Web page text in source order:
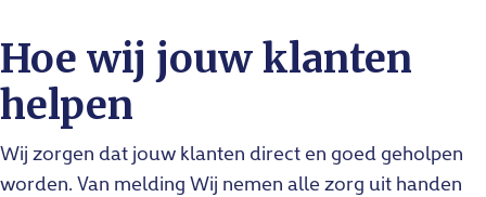
Hoe wij jouw klanten
helpen
Wij zorgen dat jouw klanten direct en goed geholpen
worden. Van melding Wij nemen alle zorg uit handen